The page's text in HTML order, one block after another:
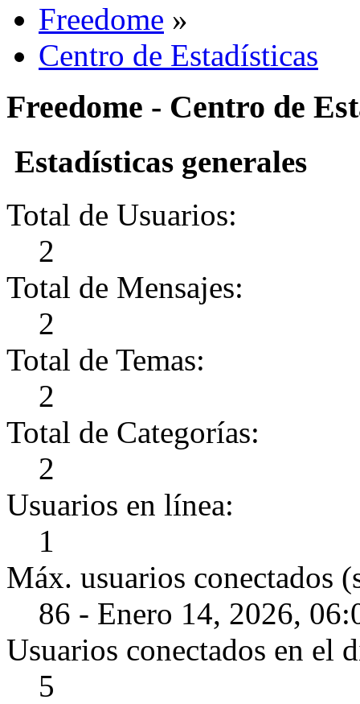
Freedome »
Centro de Estadísticas
Freedome - Centro de
Estadísticas generales
Total de Usuarios:
2
Total de Mensajes:
2
Total de Temas:
2
Total de Categorías:
2
Usuarios en línea:
1
Máx. usuarios conectados
86 - Enero 14, 2026,
Usuarios conectados en el
5